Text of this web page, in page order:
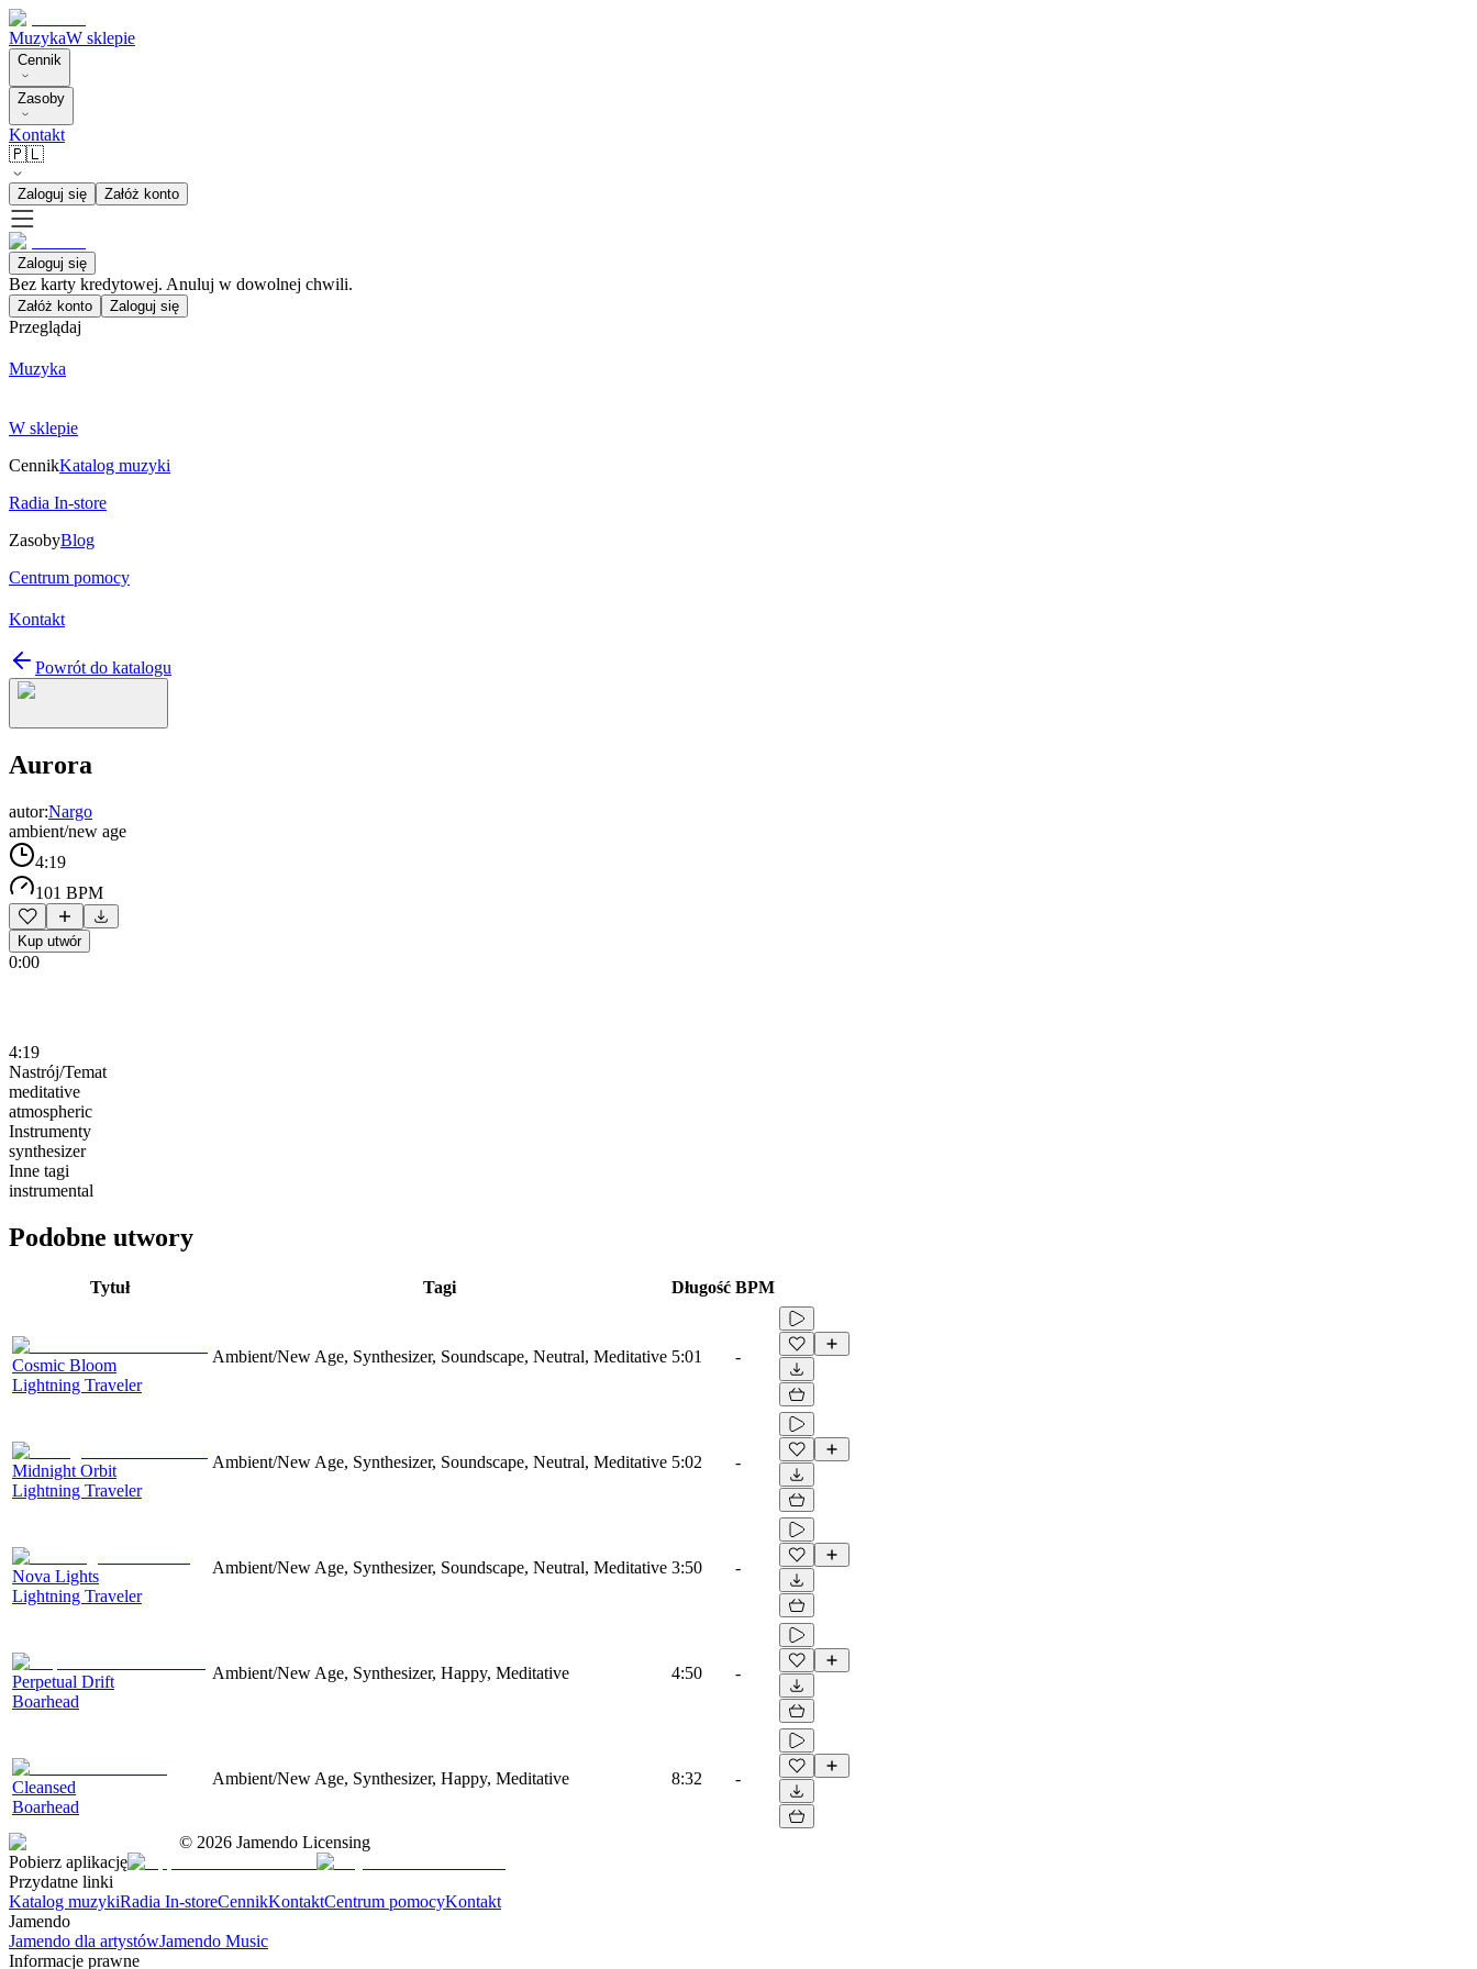
MuzykaW sklepie
Cennik
Zasoby
Kontakt
🇵🇱
Zaloguj się Załóż konto
Zaloguj się
Bez karty kredytowej. Anuluj w dowolnej chwili.
Załóż konto Zaloguj się
Przeglądaj
Muzyka
W sklepie
CennikKatalog muzyki
Radia In-store
ZasobyBlog
Centrum pomocy
Kontakt
Powrót do katalogu
Aurora
autor:Nargo
ambient/new age
4:19
101 BPM
Kup utwór
0:00
4:19
Nastrój/Temat
meditative
atmospheric
Instrumenty
synthesizer
Inne tagi
instrumental
Podobne utwory
Tytuł Tagi Długość BPM
Cosmic Bloom
Lightning Traveler
Ambient/New Age, Synthesizer, Soundscape, Neutral, Meditative 5:01 -
Midnight Orbit
Lightning Traveler
Ambient/New Age, Synthesizer, Soundscape, Neutral, Meditative 5:02 -
Nova Lights
Lightning Traveler
Ambient/New Age, Synthesizer, Soundscape, Neutral, Meditative 3:50 -
Perpetual Drift
Boarhead
Ambient/New Age, Synthesizer, Happy, Meditative 4:50 -
Cleansed
Boarhead
Ambient/New Age, Synthesizer, Happy, Meditative 8:32 -
© 2026 Jamendo Licensing
Pobierz aplikację
Przydatne linki
Katalog muzykiRadia In-storeCennikKontaktCentrum pomocyKontakt
Jamendo
Jamendo dla artystówJamendo Music
Informacje prawne